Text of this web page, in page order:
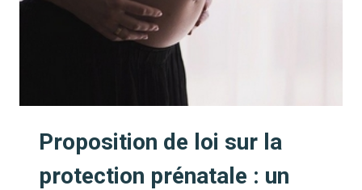
Proposition de loi sur la
protection prénatale : un